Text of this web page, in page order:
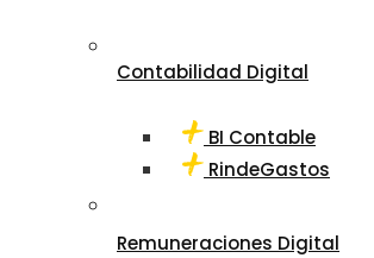
Contabilidad Digital
BI Contable
RindeGastos
Remuneraciones Digital